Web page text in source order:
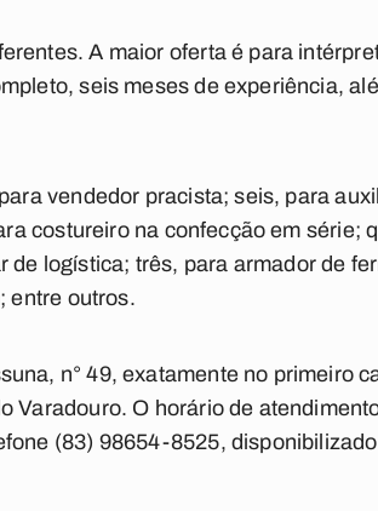
A maior oferta é para
seis meses de experiência,
vendedor pracista; seis, para
costureiro na confecção em série;
logística; três, para armador de
entre outros.
n° 49, exatamente no primeiro
Varadouro. O horário de
(83) 98654-8525,